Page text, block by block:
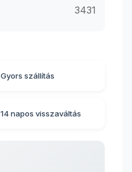
3431
Gyors szállítás
14 napos visszaváltás